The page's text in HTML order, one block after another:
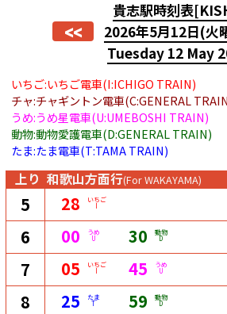
<<
貴志駅時刻表
2026年5月12日(火
Tuesday 12 May
いちご:いちご電車(I:ICHIGO TRAIN)
チャ:チャギントン電車(C:GENERAL
うめ:うめ星電車(U:UMEBOSHI TRAIN)
動物:動物愛護電車(D:GENERAL TRAIN)
たま:たま電車(T:TAMA TRAIN)
上り 和歌山方面行(For WAKAYAMA)
5 28 いちご
I
6 00 うめ
U 30 動物
D
7 05 いちご
I 45 うめ
U
8 25 たま
T 59 動物
D